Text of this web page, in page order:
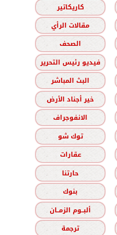
كاريكاتير
مقالات الرأي
الصحف
فيديو رئيس التحرير
البث المباشر
خير أجناد الأرض
الانفوجراف
توك شو
عقارات
حارتنا
بنوك
ألبــوم الزمــان
ترجمة